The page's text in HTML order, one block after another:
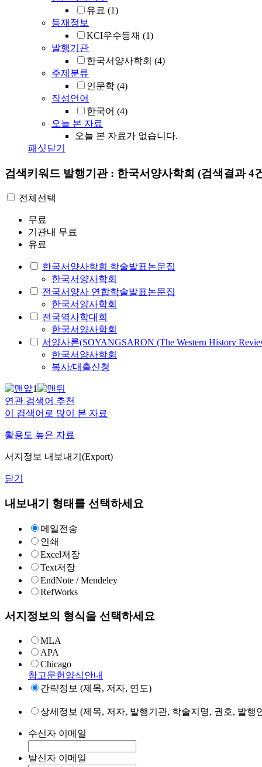
유료 (1)
등재정보
KCI우수등재 (1)
발행기관
한국서양사학회 (4)
주제분류
인문학 (4)
작성언어
한국어 (4)
오늘 본 자료
오늘 본 자료가 없습니다.
패싯닫기
검색키워드 발행기관 : 한국서양사학회 (검색결과 4
전체선택
무료
기관내 무료
유료
한국서양사학회 학술발표논문집
한국서양사학회
전국서양사 연합학술발표논문집
한국서양사학회
전국역사학대회
한국서양사학회
서양사론(SOYANGSARON (The Western History
한국서양사학회
복사/대출신청
1
연관 검색어 추천
이 검색어로 많이 본 자료
활용도 높은 자료
서지정보 내보내기(Export)
닫기
내보내기 형태를 선택하세요
메일전송
인쇄
Excel저장
Text저장
EndNote / Mendeley
RefWorks
서지정보의 형식을 선택하세요
MLA
APA
Chicago
참고문헌양식안내
간략정보 (제목, 저자, 연도)
상세정보 (제목, 저자, 발행기관, 학술지명, 권호, 발
수신자 이메일
발신자 이메일